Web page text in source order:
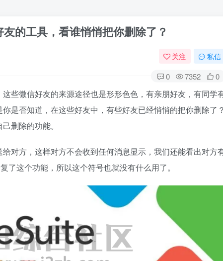
的工具，看谁悄悄把你删除了？
关注 私信
0 7352 0
些微信好友的来源途径也是形形色色，有亲朋好友，有同学
是否知道，在这些好友中，有些好友已经悄悄的把你删除了
删除的功能。
对方，这样对方不会收到任何消息显示，我们还能看出对方
这个功能，所以这个符号也就没有什么用了。